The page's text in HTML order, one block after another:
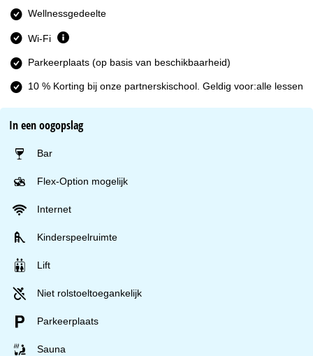
Wellnessgedeelte
Wi-Fi
Parkeerplaats (op basis van beschikbaarheid)
10 % Korting bij onze partnerskischool. Geldig voor:alle lessen
In een oogopslag
Bar
Flex-Option mogelijk
Internet
Kinderspeelruimte
Lift
Niet rolstoeltoegankelijk
Parkeerplaats
Sauna